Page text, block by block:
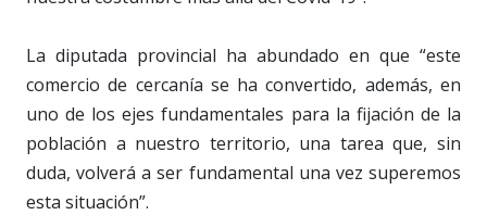
La diputada provincial ha abundado en que “este
comercio de cercanía se ha convertido, además, en
uno de los ejes fundamentales para la fijación de la
población a nuestro territorio, una tarea que, sin
duda, volverá a ser fundamental una vez superemos
esta situación”.